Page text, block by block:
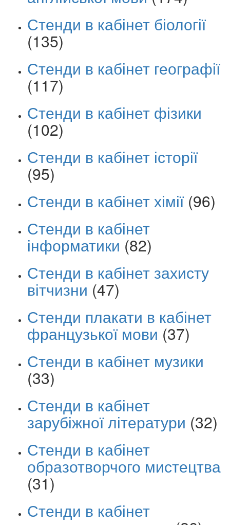
Стенди в кабінет біології
(135)
Стенди в кабінет географії
(117)
Стенди в кабінет фізики
(102)
Стенди в кабінет історії
(95)
Стенди в кабінет хімії (96)
Стенди в кабінет
інформатики (82)
Стенди в кабінет захисту
вітчизни (47)
Стенди плакати в кабінет
французької мови (37)
Стенди в кабінет музики
(33)
Стенди в кабінет
зарубіжної літератури (32)
Стенди в кабінет
образотворчого мистецтва
(31)
Стенди в кабінет